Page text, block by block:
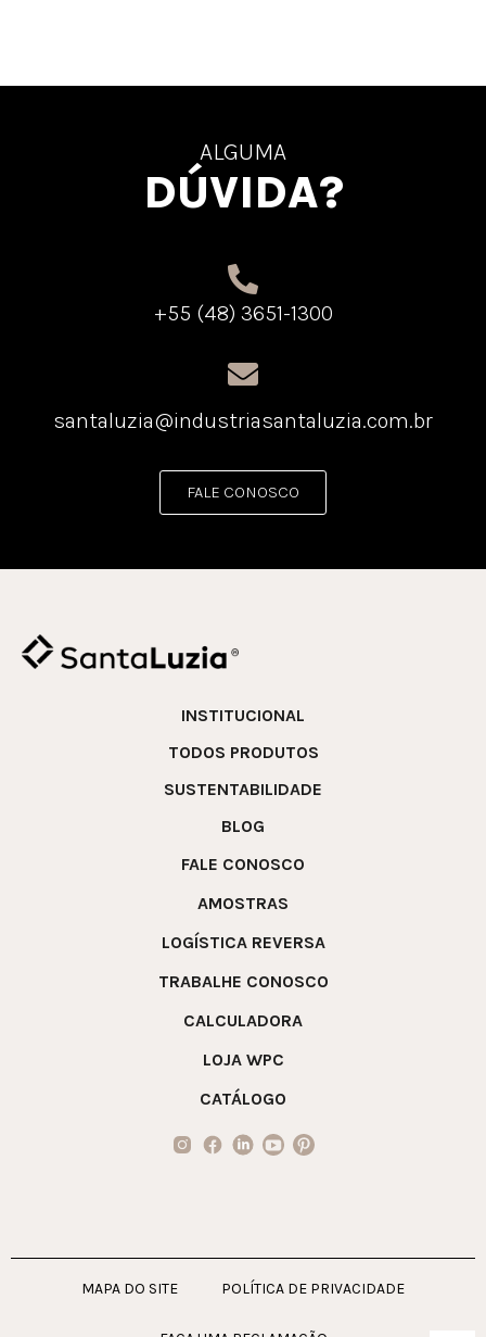
ALGUMA
DÚVIDA?
+55 (48) 3651-1300
santaluzia@industriasantaluzia.com.br
FALE CONOSCO
INSTITUCIONAL
TODOS PRODUTOS
SUSTENTABILIDADE
BLOG
FALE CONOSCO
AMOSTRAS
LOGÍSTICA REVERSA
TRABALHE CONOSCO
CALCULADORA
LOJA WPC
CATÁLOGO
MAPA DO SITE POLÍTICA DE PRIVACIDADE